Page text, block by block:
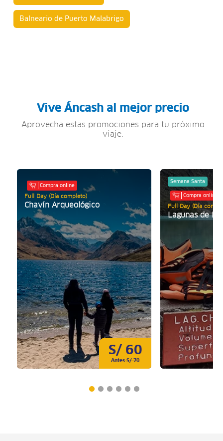
Balneario de Puerto Malabrigo
Vive Áncash al mejor precio
Aprovecha estas promociones para tu próximo
viaje.
S/ 60
Antes S/ 70
Compra online
Full Day (Día completo)
Chavín Arqueológico
Semana Santa
Compra online
Full Day (Día
Lagunas de